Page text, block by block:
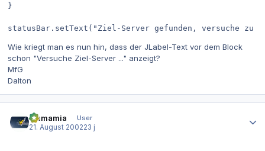
}
statusBar.setText("Ziel-Server gefunden, versuche zu
Wie kriegt man es nun hin, dass der JLabel-Text vor dem Block
schon "Versuche Ziel-Server ..." anzeigt?
MfG
Dalton
mamamia
User
21. August 200223 j